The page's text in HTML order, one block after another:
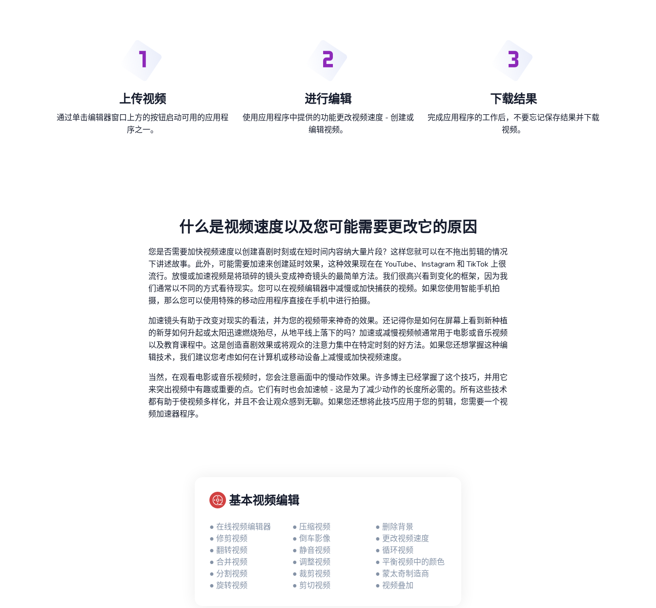
上传视频
通过单击编辑器窗口上方的按钮启动可用的应用程
序之一。
进行编辑
使用应用程序中提供的功能更改视频速度 - 创建或
编辑视频。
下载结果
完成应用程序的工作后，不要忘记保存结果并下载
视频。
什么是视频速度以及您可能需要更改它的原因
您是否需要加快视频速度以创建喜剧时刻或在短时间内容纳大量片段？这样您就可以在不拖出剪辑的情况
下讲述故事。此外，可能需要加速来创建延时效果，这种效果现在在 YouTube、Instagram 和 TikTok 上很
流行。放慢或加速视频是将琐碎的镜头变成神奇镜头的最简单方法。我们很高兴看到变化的框架，因为我
们通常以不同的方式看待现实。您可以在视频编辑器中减慢或加快捕获的视频。如果您使用智能手机拍
摄，那么您可以使用特殊的移动应用程序直接在手机中进行拍摄。
加速镜头有助于改变对现实的看法，并为您的视频带来神奇的效果。还记得你是如何在屏幕上看到新种植
的新芽如何升起或太阳迅速燃烧殆尽，从地平线上落下的吗？加速或减慢视频帧通常用于电影或音乐视频
以及教育课程中。这是创造喜剧效果或将观众的注意力集中在特定时刻的好方法。如果您还想掌握这种编
辑技术，我们建议您考虑如何在计算机或移动设备上减慢或加快视频速度。
当然，在观看电影或音乐视频时，您会注意画面中的慢动作效果。许多博主已经掌握了这个技巧，并用它
来突出视频中有趣或重要的点。它们有时也会加速帧 - 这是为了减少动作的长度所必需的。所有这些技术
都有助于使视频多样化，并且不会让观众感到无聊。如果您还想将此技巧应用于您的剪辑，您需要一个视
频加速器程序。
基本视频编辑
● 在线视频编辑器
● 修剪视频
● 翻转视频
● 合并视频
● 分割视频
● 旋转视频
● 压缩视频
● 倒车影像
● 静音视频
● 调整视频
● 裁剪视频
● 剪切视频
● 删除背景
● 更改视频速度
● 循环视频
● 平衡视频中的颜色
● 蒙太奇制造商
● 视频叠加